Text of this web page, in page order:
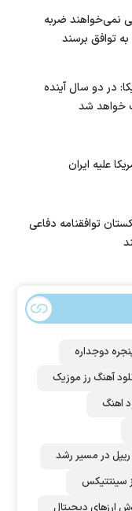
نمی‌خواهند ضربه
توافق برسند
در دو سال آینده
خواهد شد
علیه ایران
توافقنامه دفاعی
دوجداره
آهنگ رز‌ موزیک
اهنگ
ریپل در مسیر رشد
سینتتیکس